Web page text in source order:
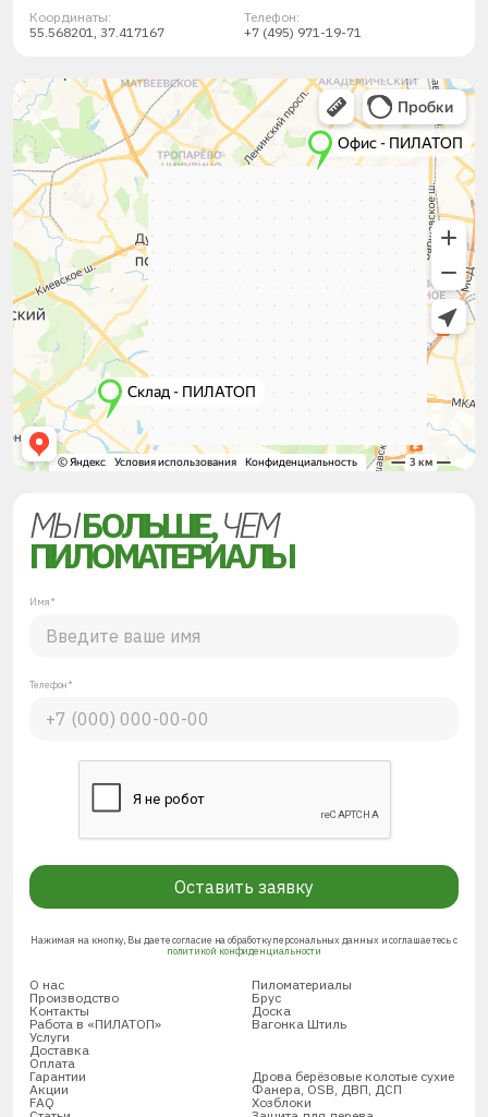
Координаты:
55.568201, 37.417167
Телефон:
+7 (495) 971-19-71
МЫБОЛЬШЕ,ЧЕМ
ПИЛОМАТЕРИАЛЫ
Имя*
Телефон*
Оставить заявку
Нажимая на кнопку, Вы даете согласие на обработку персональных данных и соглашаетесь с
политикой конфиденциальности
О нас
Производство
Контакты
Работа в «ПИЛАТОП»
Услуги
Доставка
Оплата
Гарантии
Акции
FAQ
Пиломатериалы
Брус
Доска
Вагонка Штиль
Дрова берёзовые колотые сухие
Фанера, OSB, ДВП, ДСП
Хозблоки